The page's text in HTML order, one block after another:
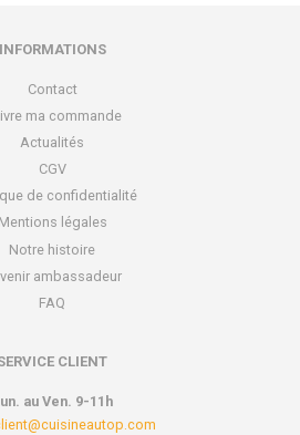
INFORMATIONS
Contact
ma commande
Actualités
CGV
de confidentialité
Mentions légales
Notre histoire
ambassadeur
FAQ
CLIENT
au Ven. 9-11h